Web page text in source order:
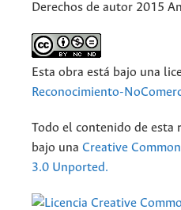
Derechos de autor 2015
Esta obra está bajo una
Reconocimiento-
Todo el contenido de esta
bajo una Creative
3.0 Unported.